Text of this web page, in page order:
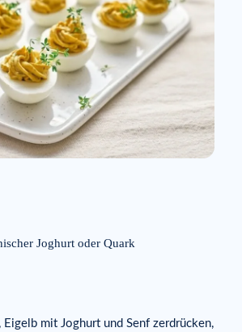
Joghurt oder Quark
Eigelb mit Joghurt und Senf zerdrücken,